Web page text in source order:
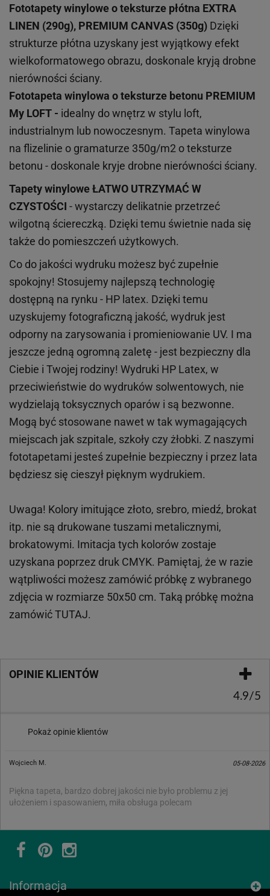
Fototapety winylowe oteksturze płótna EXTRA
LINEN (290g), PREMIUM CANVAS (350g) Dzięki
strukturze płótna uzyskany jest wyjątkowy efekt
wielkoformatowego obrazu, doskonale kryją drobne
nierówności ściany.
Fototapeta winylowa oteksturze betonu PREMIUM
My LOFT - idealny do wnętrz w stylu loft,
industrialnym lub nowoczesnym. Tapeta winylowa
na flizelinie o gramaturze 350g/m2 o teksturze
betonu - doskonale kryje drobne nierówności ściany.
Tapety winyloweŁATWO UTRZYMAĆ W
CZYSTOŚCI - wystarczy delikatnie przetrzeć
wilgotną ściereczką. Dzięki temu świetnie nada się
także do pomieszczeń użytkowych.
Co do jakości wydruku możesz być zupełnie
spokojny! Stosujemy najlepszą technologię
dostępną na rynku - HP latex. Dzięki temu
uzyskujemy fotograficzną jakość, wydruk jest
odporny na zarysowania i promieniowanie UV. I ma
jeszcze jedną ogromną zaletę - jest bezpieczny dla
Ciebie i Twojej rodziny! Wydruki HP Latex, w
przeciwieństwie do wydruków solwentowych, nie
wydzielają toksycznych oparów i są bezwonne.
Mogą być stosowane nawet w tak wymagających
miejscach jak szpitale, szkoły czy żłobki. Z naszymi
fototapetami jesteś zupełnie bezpieczny i przez lata
będziesz się cieszył pięknym wydrukiem.
Uwaga! Kolory imitujące złoto, srebro, miedź, brokat
itp. nie są drukowane tuszami metalicznymi,
brokatowymi. Imitacja tych kolorów zostaje
uzyskana poprzez druk CMYK. Pamiętaj, że w razie
wątpliwości możesz zamówić próbkę z wybranego
zdjęcia w rozmiarze 50x50 cm. Taką próbkę można
zamówićTUTAJ.
OPINIE KLIENTÓW
4.9/5
Pokaż opinie klientów
Wojciech M. 05-08-2026
Piękna tapeta, bardzo dobrej jakości nie było problemu z jej
ułożeniem i spasowaniem, miła obsługa polecam
Informacja